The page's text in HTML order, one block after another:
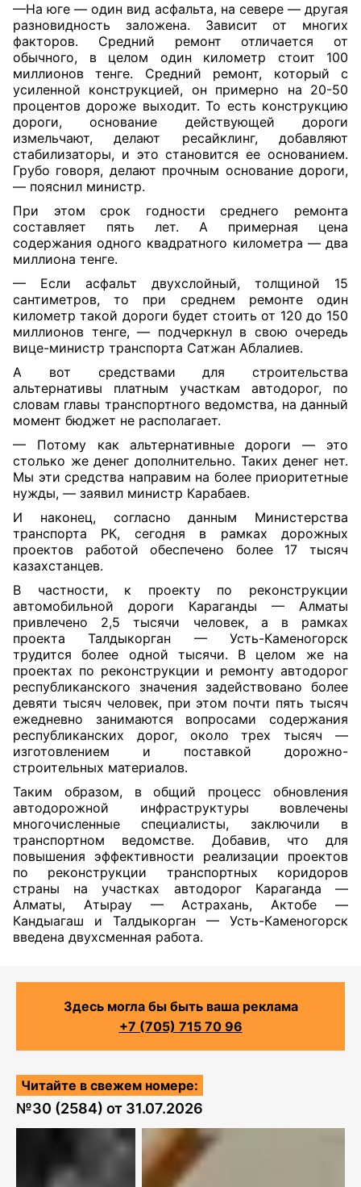
—На юге — один вид асфальта, на севере — другая
разновидность заложена. Зависит от многих
факторов. Средний ремонт отличается от
обычного, в целом один километр стоит 100
миллионов тенге. Средний ремонт, который с
усиленной конструкцией, он примерно на 20-50
процентов дороже выходит. То есть конструкцию
дороги, основание действующей дороги
измельчают, делают ресайклинг, добавляют
стабилизаторы, и это становится ее основанием.
Грубо говоря, делают прочным основание дороги,
— пояснил министр.
При этом срок годности среднего ремонта
составляет пять лет. А примерная цена
содержания одного квадратного километра — два
миллиона тенге.
— Если асфальт двухслойный, толщиной 15
сантиметров, то при среднем ремонте один
километр такой дороги будет стоить от 120 до 150
миллионов тенге, — подчеркнул в свою очередь
вице-министр транспорта Сатжан Аблалиев.
А вот средствами для строительства
альтернативы платным участкам автодорог, по
словам главы транспортного ведомства, на данный
момент бюджет не располагает.
— Потому как альтернативные дороги — это
столько же денег дополнительно. Таких денег нет.
Мы эти средства направим на более приоритетные
нужды, — заявил министр Карабаев.
И наконец, согласно данным Министерства
транспорта РК, сегодня в рамках дорожных
проектов работой обеспечено более 17 тысяч
казахстанцев.
В частности, к проекту по реконструкции
автомобильной дороги Караганды — Алматы
привлечено 2,5 тысячи человек, а в рамках
проекта Талдыкорган — Усть-Каменогорск
трудится более одной тысячи. В целом же на
проектах по реконструкции и ремонту автодорог
республиканского значения задействовано более
девяти тысяч человек, при этом почти пять тысяч
ежедневно занимаются вопросами содержания
республиканских дорог, около трех тысяч —
изготовлением и поставкой дорожно-
строительных материалов.
Таким образом, в общий процесс обновления
автодорожной инфраструктуры вовлечены
многочисленные специалисты, заключили в
транспортном ведомстве. Добавив, что для
повышения эффективности реализации проектов
по реконструкции транспортных коридоров
страны на участках автодорог Караганда —
Алматы, Атырау — Астрахань, Актобе —
Кандыагаш и Талдыкорган — Усть-Каменогорск
введена двухсменная работа.
Здесь могла бы быть ваша реклама
+7 (705) 715 70 96
Читайте в свежем номере:
№30 (2584) от 31.07.2026